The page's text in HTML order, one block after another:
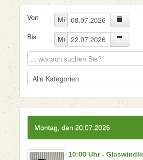
Von Mi
Bis Mi
Montag, den 20.07.2026
10:00 Uhr -